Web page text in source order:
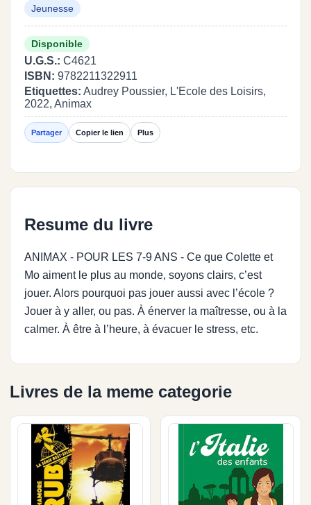
Jeunesse
Disponible
U.G.S.: C4621
ISBN: 9782211322911
Etiquettes: Audrey Poussier, L'Ecole des Loisirs,
2022, Animax
Partager Copier le lien Plus
Resume du livre
ANIMAX - POUR LES 7-9 ANS - Ce que Colette et
Mo aiment le plus au monde, soyons clairs, c’est
jouer. Alors pourquoi pas jouer aussi avec l’école ?
Jouer à y aller, ou pas. À énerver la maîtresse, ou à la
calmer. À être à l’heure, à évacuer le stress, etc.
Livres de la meme categorie